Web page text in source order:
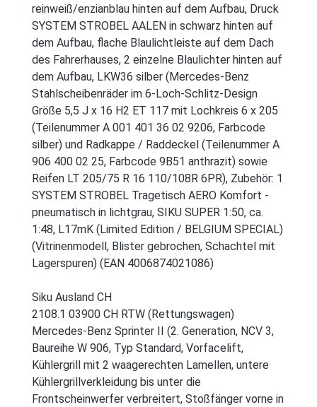
reinweiß/enzianblau hinten auf dem Aufbau, Druck
SYSTEM STROBEL AALEN in schwarz hinten auf
dem Aufbau, flache Blaulichtleiste auf dem Dach
des Fahrerhauses, 2 einzelne Blaulichter hinten auf
dem Aufbau, LKW36 silber (Mercedes-Benz
Stahlscheibenräder im 6-Loch-Schlitz-Design
Größe 5,5 J x 16 H2 ET 117 mit Lochkreis 6 x 205
(Teilenummer A 001 401 36 02 9206, Farbcode
silber) und Radkappe / Raddeckel (Teilenummer A
906 400 02 25, Farbcode 9B51 anthrazit) sowie
Reifen LT 205/75 R 16 110/108R 6PR), Zubehör: 1
SYSTEM STROBEL Tragetisch AERO Komfort -
pneumatisch in lichtgrau, SIKU SUPER 1:50, ca.
1:48, L17mK (Limited Edition / BELGIUM SPECIAL)
(Vitrinenmodell, Blister gebrochen, Schachtel mit
Lagerspuren) (EAN 4006874021086)
Siku Ausland CH
2108.1 03900 CH RTW (Rettungswagen)
Mercedes-Benz Sprinter II (2. Generation, NCV 3,
Baureihe W 906, Typ Standard, Vorfacelift,
Kühlergrill mit 2 waagerechten Lamellen, untere
Kühlergrillverkleidung bis unter die
Frontscheinwerfer verbreitert, Stoßfänger vorne in